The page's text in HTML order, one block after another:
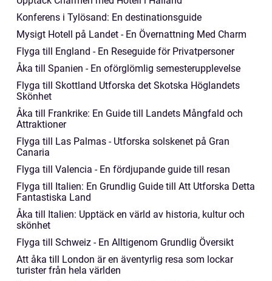
Konferens i Tylösand: En destinationsguide
Mysigt Hotell på Landet - En Övernattning Med Charm
Flyga till England - En Reseguide för Privatpersoner
Åka till Spanien - En oförglömlig semesterupplevelse
Flyga till Skottland Utforska det Skotska Höglandets
Skönhet
Åka till Frankrike: En Guide till Landets Mångfald och
Attraktioner
Flyga till Las Palmas - Utforska solskenet på Gran
Canaria
Flyga till Valencia - En fördjupande guide till resan
Flyga till Italien: En Grundlig Guide till Att Utforska Detta
Fantastiska Land
Åka till Italien: Upptäck en värld av historia, kultur och
skönhet
Flyga till Schweiz - En Alltigenom Grundlig Översikt
Att åka till London är en äventyrlig resa som lockar
turister från hela världen